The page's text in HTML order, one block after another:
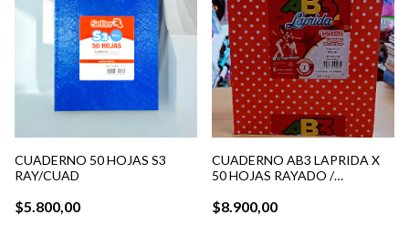
CUADERNO 50 HOJAS S3
RAY/CUAD
$5.800,00
CUADERNO AB3 LAPRIDA X
50 HOJAS RAYADO /
$8.900,00